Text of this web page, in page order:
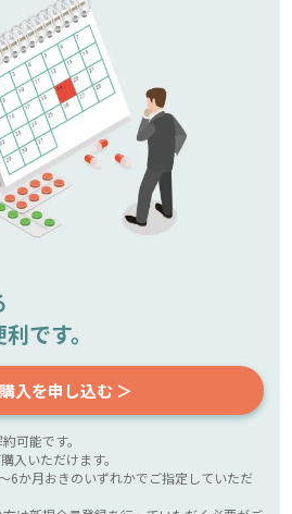
です。
入を申し込む ＞
可能です。
入いただけます。
6か月おきのいずれかでご指定していただ